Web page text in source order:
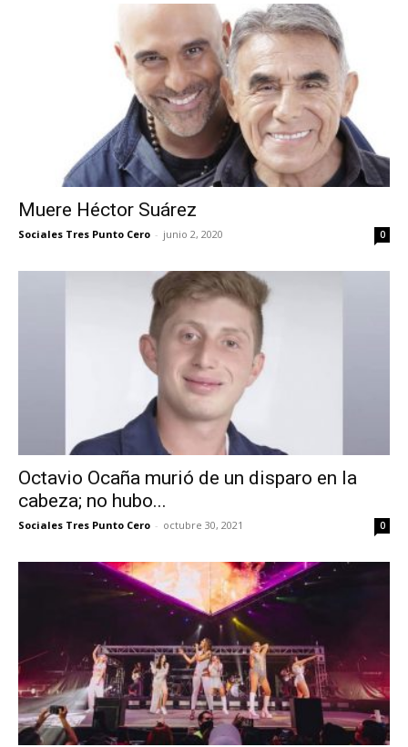
Muere Héctor Suárez
Sociales Tres Punto Cero - junio 2, 2020 0
Octavio Ocaña murió de un disparo en la
cabeza; no hubo...
Sociales Tres Punto Cero - octubre 30, 2021 0